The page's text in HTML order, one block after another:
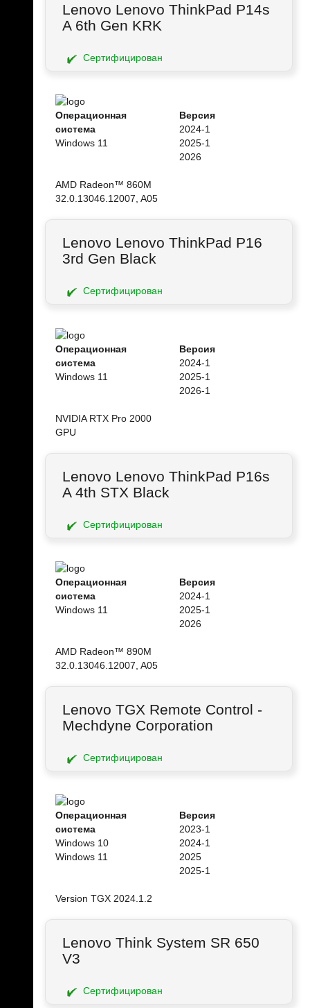
Lenovo Lenovo ThinkPad P14s
A 6th Gen KRK
Сертифицирован
Операционная
система
Windows 11
Версия
2024-1
2025-1
2026
AMD Radeon™ 860M
32.0.13046.12007, A05
Lenovo Lenovo ThinkPad P16
3rd Gen Black
Сертифицирован
Операционная
система
Windows 11
Версия
2024-1
2025-1
2026-1
NVIDIA RTX Pro 2000
GPU
Lenovo Lenovo ThinkPad P16s
A 4th STX Black
Сертифицирован
Операционная
система
Windows 11
Версия
2024-1
2025-1
2026
AMD Radeon™ 890M
32.0.13046.12007, A05
Lenovo TGX Remote Control -
Mechdyne Corporation
Сертифицирован
Операционная
система
Windows 10
Windows 11
Версия
2023-1
2024-1
2025
2025-1
Version TGX 2024.1.2
Lenovo Think System SR 650
V3
Сертифицирован